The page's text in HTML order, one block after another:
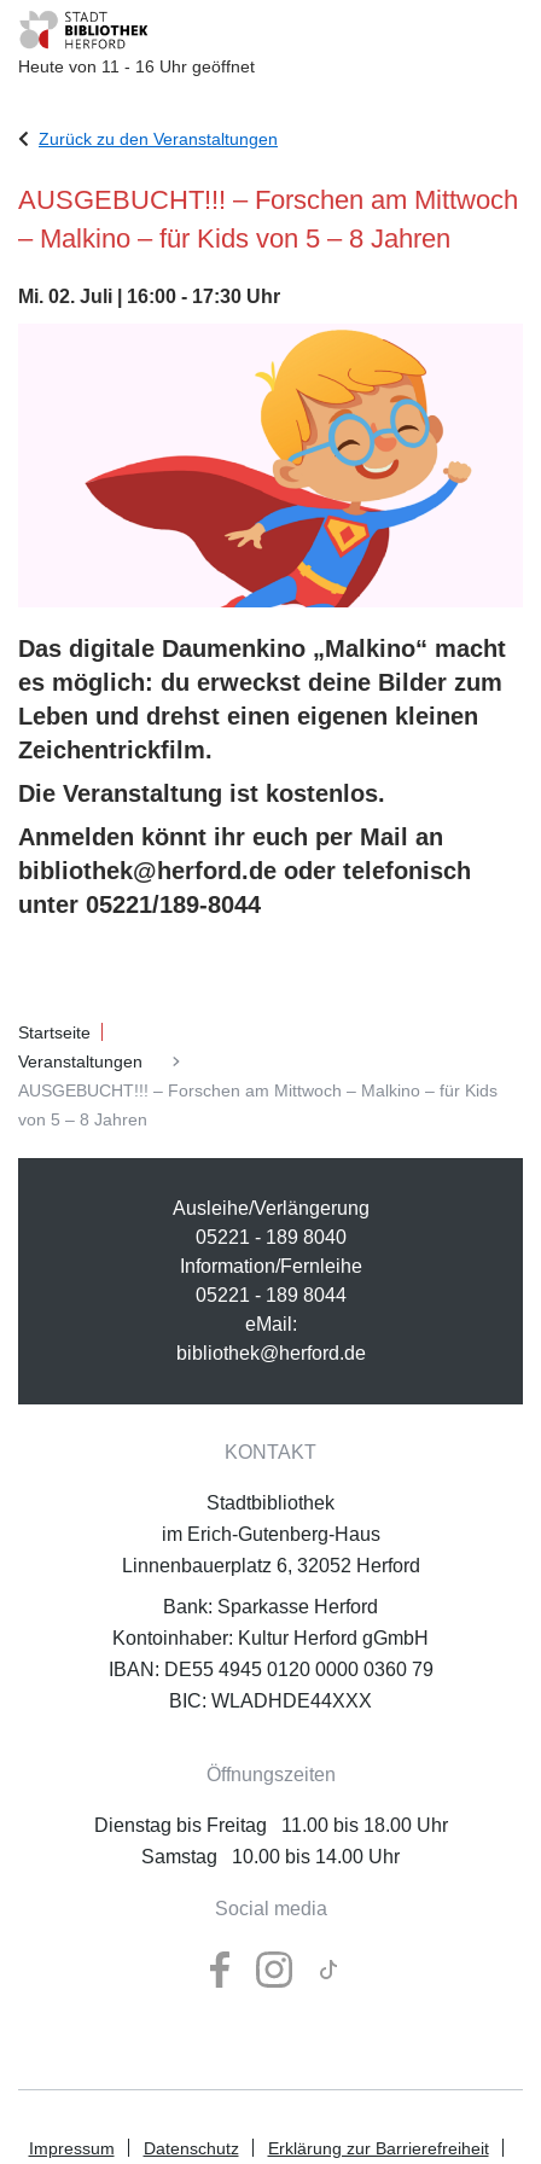
Assistenzsoftware
Heute von 11 - 16 Uhr geöffnet
Zurück zu den Veranstaltungen
AUSGEBUCHT!!! – Forschen am Mittwoch
– Malkino – für Kids von 5 – 8 Jahren
Mi. 02. Juli | 16:00 - 17:30 Uhr
Das digitale Daumenkino „Malkino“ macht
es möglich: du erweckst deine Bilder zum
Leben und drehst einen eigenen kleinen
Zeichentrickfilm.
Die Veranstaltung ist kostenlos.
Anmelden könnt ihr euch per Mail an
bibliothek@herford.de oder telefonisch
unter 05221/189-8044
Startseite
Veranstaltungen
AUSGEBUCHT!!! – Forschen am Mittwoch – Malkino – für Kids
von 5 – 8 Jahren
Ausleihe/Verlängerung
05221 - 189 8040
Information/Fernleihe
05221 - 189 8044
eMail:
bibliothek@herford.de
KONTAKT
Stadtbibliothek
im Erich-Gutenberg-Haus
Linnenbauerplatz 6, 32052 Herford
Bank: Sparkasse Herford
Kontoinhaber: Kultur Herford gGmbH
IBAN: DE55 4945 0120 0000 0360 79
BIC: WLADHDE44XXX
Öffnungszeiten
Dienstag bis Freitag 11.00 bis 18.00 Uhr
Samstag 10.00 bis 14.00 Uhr
Social media
Impressum Datenschutz Erklärung zur Barrierefreiheit